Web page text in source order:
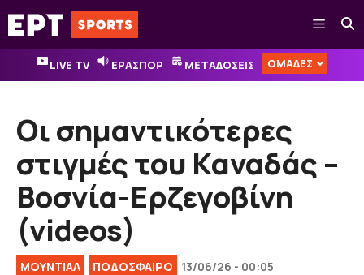
Μετάβαση
σε
περιεχόμενο
Μενού
LIVE TV ΕΡΑΣΠΟΡ ΜΕΤΑΔΟΣΕΙΣ ΟΜΑΔΕΣ
Οι σημαντικότερες
στιγμές του Καναδάς –
Βοσνία-Ερζεγοβίνη
(videos)
ΜΟΥΝΤΙΑΛ ΠΟΔΟΣΦΑΙΡΟ 13/06/26 - 00:05